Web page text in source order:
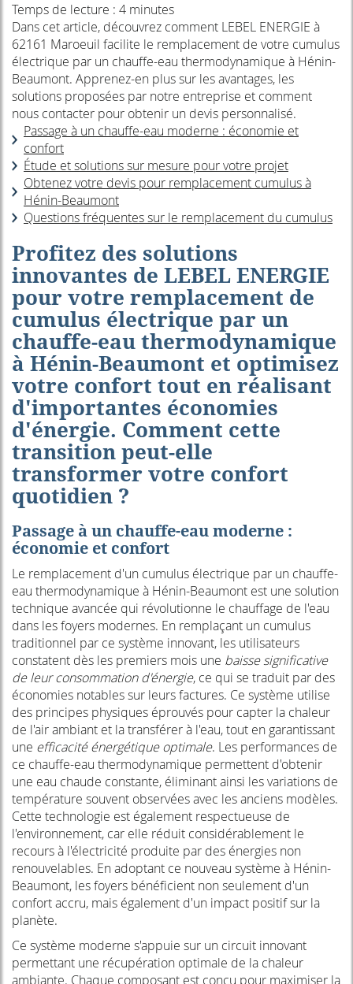
Temps de lecture : 4 minutes
Dans cet article, découvrez comment LEBEL ENERGIE à
62161 Maroeuil facilite le remplacement de votre cumulus
électrique par un chauffe-eau thermodynamique à Hénin-
Beaumont. Apprenez-en plus sur les avantages, les
solutions proposées par notre entreprise et comment
nous contacter pour obtenir un devis personnalisé.
Passage à un chauffe-eau moderne : économie et
confort
Étude et solutions sur mesure pour votre projet
Obtenez votre devis pour remplacement cumulus à
Hénin-Beaumont
Questions fréquentes sur le remplacement du cumulus
Profitez des solutions
innovantes de LEBEL ENERGIE
pour votre remplacement de
cumulus électrique par un
chauffe-eau thermodynamique
à Hénin-Beaumont et optimisez
votre confort tout en réalisant
d'importantes économies
d'énergie. Comment cette
transition peut-elle
transformer votre confort
quotidien ?
Passage à un chauffe-eau moderne :
économie et confort
Le remplacement d'un cumulus électrique par un chauffe-
eau thermodynamique à Hénin-Beaumont est une solution
technique avancée qui révolutionne le chauffage de l'eau
dans les foyers modernes. En remplaçant un cumulus
traditionnel par ce système innovant, les utilisateurs
constatent dès les premiers mois une baisse significative
de leur consommation d'énergie, ce qui se traduit par des
économies notables sur leurs factures. Ce système utilise
des principes physiques éprouvés pour capter la chaleur
de l'air ambiant et la transférer à l'eau, tout en garantissant
une efficacité énergétique optimale. Les performances de
ce chauffe-eau thermodynamique permettent d'obtenir
une eau chaude constante, éliminant ainsi les variations de
température souvent observées avec les anciens modèles.
Cette technologie est également respectueuse de
l'environnement, car elle réduit considérablement le
recours à l'électricité produite par des énergies non
renouvelables. En adoptant ce nouveau système à Hénin-
Beaumont, les foyers bénéficient non seulement d'un
confort accru, mais également d'un impact positif sur la
planète.
Ce système moderne s'appuie sur un circuit innovant
permettant une récupération optimale de la chaleur
ambiante. Chaque composant est conçu pour maximiser la